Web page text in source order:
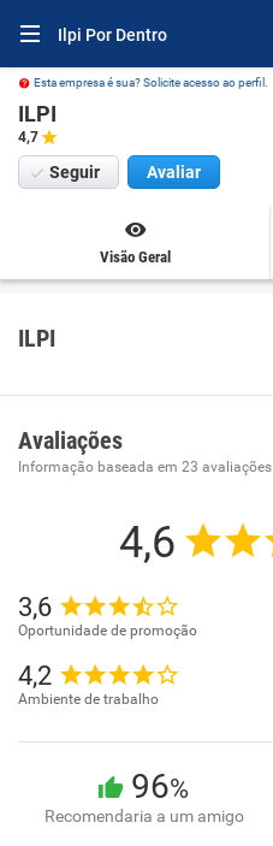
Ilpi Por Dentro
Esta empresa é sua? Solicite acesso ao perfil.
ILPI
4,7
Seguir Avaliar
Visão Geral
ILPI
Avaliações
Informação baseada em 23 avaliações
4,6
3,6
Oportunidade de promoção
4,2
Ambiente de trabalho
96%
Recomendaria a um amigo